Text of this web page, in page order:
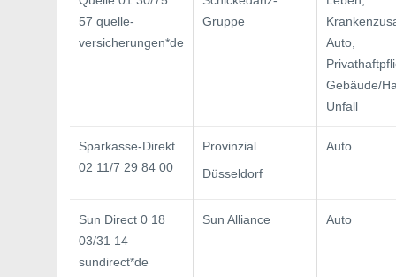
57 quelle-
versicherungen*de
Gruppe
Auto,
Gebäude/
Unfall
Sparkasse-Direkt
02 11/7 29 84 00
Provinzial
Düsseldorf
Auto
Sun Direct 0 18
03/31 14
sundirect*de
Sun Alliance Auto